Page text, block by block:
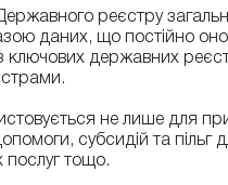
реєстру
даних, що постійно
ключових державних
не лише для
субсидій та
послуг тощо.